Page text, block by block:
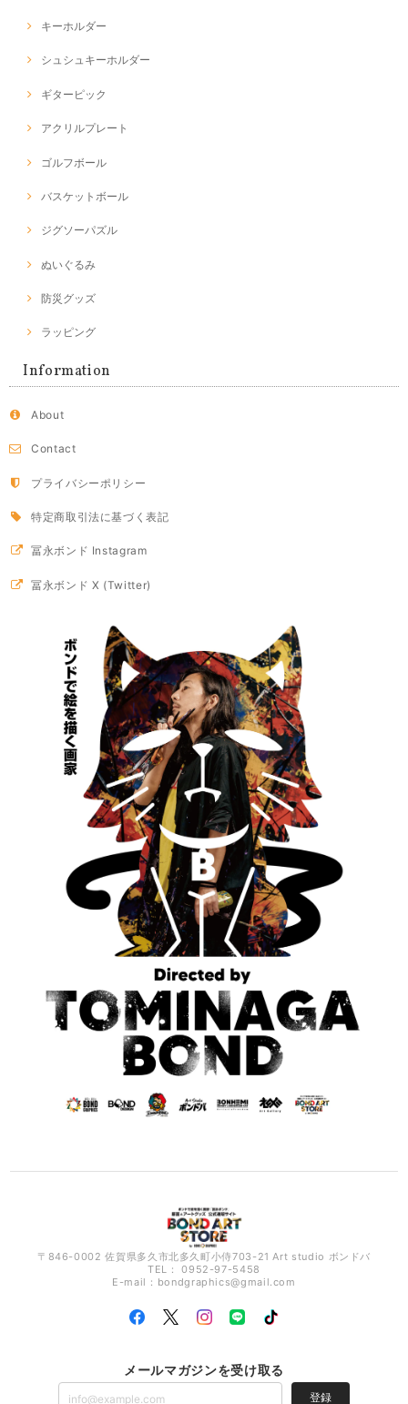
キーホルダー
シュシュキーホルダー
ギターピック
アクリルプレート
ゴルフボール
バスケットボール
ジグソーパズル
ぬいぐるみ
防災グッズ
ラッピング
Information
About
Contact
プライバシーポリシー
特定商取引法に基づく表記
冨永ボンド Instagram
冨永ボンド X (Twitter)
〒846-0002 佐賀県多久市北多久町小侍703-21 Art studio ボンドバ
TEL： 0952-97-5458
E-mail： bondgraphics@gmail.com
メールマガジンを受け取る
登録